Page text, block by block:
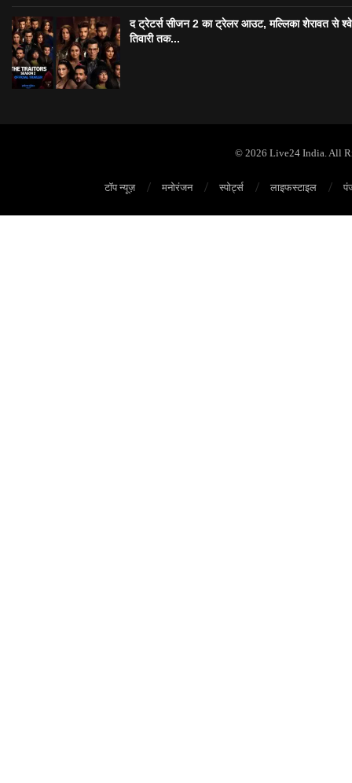
द ट्रेटर्स सीजन 2 का ट्रेलर आउट, मल्लिका शेरावत से
तिवारी तक...
© 2026 Live24 India. All
टॉप न्यूज़ मनोरंजन स्पोर्ट्स लाइफस्टाइल